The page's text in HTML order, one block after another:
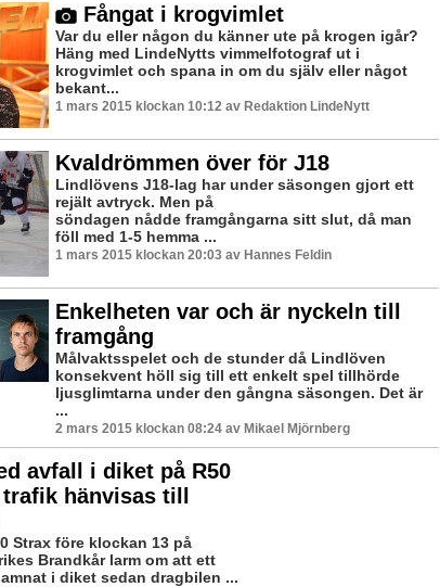
Fångat i krogvimlet
Var du eller någon du känner ute på krogen igår?
Häng med LindeNytts vimmelfotograf ut i
krogvimlet och spana in om du själv eller något
bekant...
1 mars 2015 klockan 10:12 av Redaktion LindeNytt
Kvaldrömmen över för J18
Lindlövens J18-lag har under säsongen gjort ett
rejält avtryck. Men på
söndagen nådde framgångarna sitt slut, då man
föll med 1-5 hemma ...
1 mars 2015 klockan 20:03 av Hannes Feldin
Enkelheten var och är nyckeln till
framgång
Målvaktsspelet och de stunder då Lindlöven
konsekvent höll sig till ett enkelt spel tillhörde
ljusglimtarna under den gångna säsongen. Det är
...
2 mars 2015 klockan 08:24 av Mikael Mjörnberg
avfall i diket på R50
hänvisas till
Strax före klockan 13 på
Brandkår larm om att ett
i diket sedan dragbilen ...